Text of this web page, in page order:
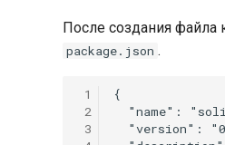
После создания
package.json .
1
2
3